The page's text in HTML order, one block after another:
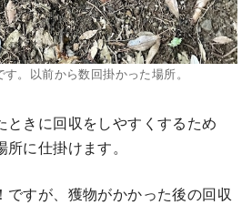
。以前から数回掛かった場所。
ときに回収をしやすくするため
に仕掛けます。
ですが、獲物がかかった後の回収